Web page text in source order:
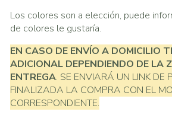
Los colores son a elección, puede
de colores le gustaría.
EN CASO DE ENVÍO A DOMICILIO
ADICIONAL DEPENDIENDO DE LA
ENTREGA. SE ENVIARÁ UN LINK DE
FINALIZADA LA COMPRA CON EL
CORRESPONDIENTE.